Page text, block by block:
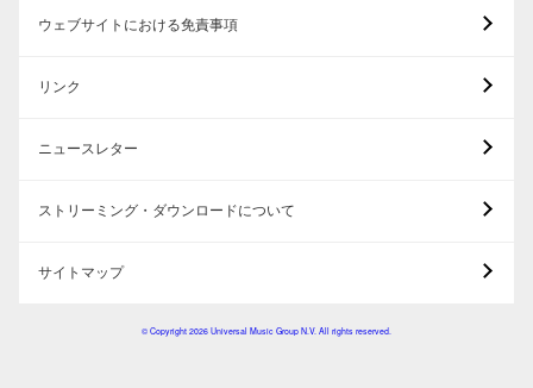
ウェブサイトにおける免責事項
リンク
ニュースレター
ストリーミング・ダウンロードについて
サイトマップ
© Copyright 2026 Universal Music Group N.V. All rights reserved.